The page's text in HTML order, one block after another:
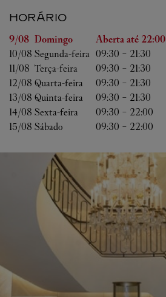
HORÁRIO
Dia da SemanaHorário
9/08 Domingo Aberta até 22:00
10/08 Segunda-feira 09:30 - 21:30
11/08 Terça-feira 09:30 - 21:30
12/08 Quarta-feira 09:30 - 21:30
13/08 Quinta-feira 09:30 - 21:30
14/08 Sexta-feira 09:30 - 22:00
15/08 Sábado 09:30 - 22:00